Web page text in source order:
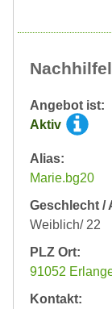
Angebot ist:
Aktiv
Alias:
Marie.bg20
Geschlecht /
Weiblich/ 22
PLZ Ort:
91052
Kontakt: